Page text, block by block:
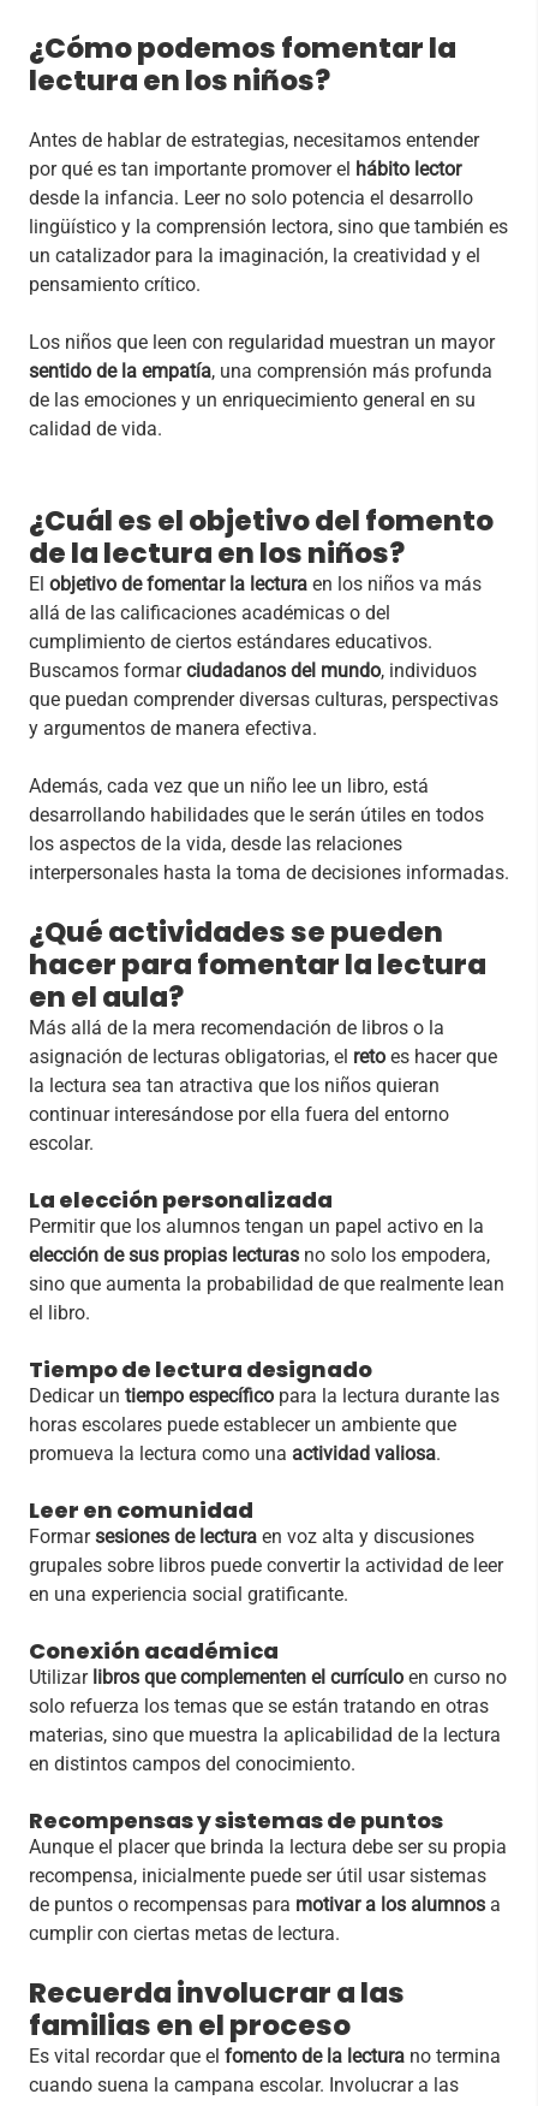
¿Cómo podemos fomentar la
lectura en los niños?
Antes de hablar de estrategias, necesitamos entender
por qué es tan importante promover el hábito lector
desde la infancia. Leer no solo potencia el desarrollo
lingüístico y la comprensión lectora, sino que también es
un catalizador para la imaginación, la creatividad y el
pensamiento crítico.
Los niños que leen con regularidad muestran un mayor
sentido de la empatía, una comprensión más profunda
de las emociones y un enriquecimiento general en su
calidad de vida.
¿Cuál es el objetivo del fomento
de la lectura en los niños?
El objetivo de fomentar la lectura en los niños va más
allá de las calificaciones académicas o del
cumplimiento de ciertos estándares educativos.
Buscamos formarciudadanos del mundo, individuos
que puedan comprender diversas culturas, perspectivas
y argumentos de manera efectiva.
Además, cada vez que un niño lee un libro, está
desarrollando habilidades que le serán útiles en todos
los aspectos de la vida, desde las relaciones
interpersonales hasta la toma de decisiones informadas.
¿Qué actividades se pueden
hacer para fomentar la lectura
en el aula?
Más allá de la mera recomendación de libros o la
asignación de lecturas obligatorias, el reto es hacer que
la lectura sea tan atractiva que los niños quieran
continuar interesándose por ella fuera del entorno
escolar.
La elección personalizada
Permitir que los alumnos tengan un papel activo en la
elección de sus propias lecturas no solo los empodera,
sino que aumenta la probabilidad de que realmente lean
el libro.
Tiempo de lectura designado
Dedicar un tiempo específico para la lectura durante las
horas escolares puede establecer un ambiente que
promueva la lectura como una actividad valiosa.
Leer en comunidad
Formarsesiones de lectura en voz alta y discusiones
grupales sobre libros puede convertir la actividad de leer
en una experiencia social gratificante.
Conexión académica
Utilizar libros que complementen el currículo en curso no
solo refuerza los temas que se están tratando en otras
materias, sino que muestra la aplicabilidad de la lectura
en distintos campos del conocimiento.
Recompensas y sistemas de puntos
Aunque el placer que brinda la lectura debe ser su propia
recompensa, inicialmente puede ser útil usar sistemas
de puntos o recompensas para motivar a los alumnos a
cumplir con ciertas metas de lectura.
Recuerda involucrar a las
familias en el proceso
Es vital recordar que el fomento de la lectura no termina
cuando suena la campana escolar. Involucrar a las